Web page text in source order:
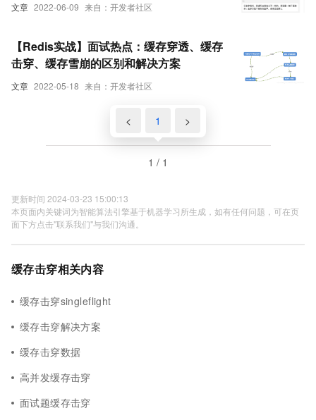
文章 2022-06-09 来自：开发者社区
文章 2022-05-18 来自：开发者社区
【Redis实战】面试热点：缓存穿透、缓存
击穿、缓存雪崩的区别和解决方案
< 1 >
1 / 1
更新时间 2024-03-23 15:00:13
本页面内关键词为智能算法引擎基于机器学习所生成，如有任何问题，可在页
面下方点击"联系我们"与我们沟通。
缓存击穿相关内容
缓存击穿singleflight
缓存击穿解决方案
缓存击穿数据
高并发缓存击穿
面试题缓存击穿